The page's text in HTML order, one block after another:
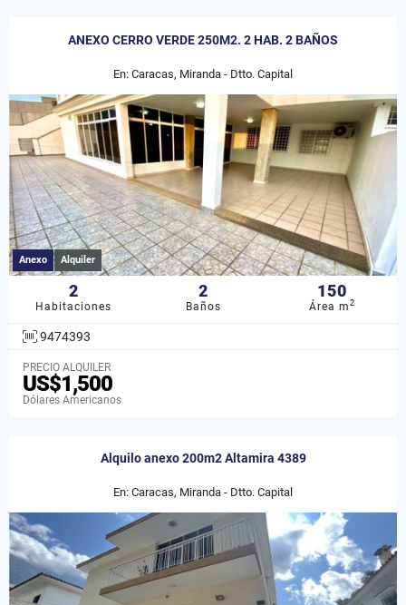
ANEXO CERRO VERDE 250M2. 2 HAB. 2 BAÑOS
En: Caracas, Miranda - Dtto. Capital
Anexo Alquiler
2
Habitaciones
2
Baños
150
Área m2
9474393
PRECIO ALQUILER
US$1,500
Dólares Americanos
Alquilo anexo 200m2 Altamira 4389
En: Caracas, Miranda - Dtto. Capital